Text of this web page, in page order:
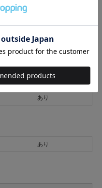
サイズの測り方について
厚手
あり
あり